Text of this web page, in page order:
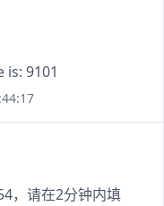
9101
，请在2分钟内填